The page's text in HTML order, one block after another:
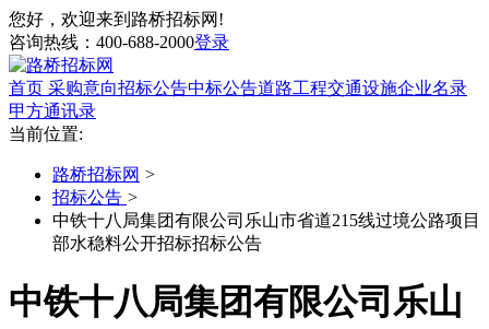
您好，欢迎来到路桥招标网!
咨询热线： 400-688-2000登录
首页 采购意向招标公告中标公告道路工程交通设施企业名录
甲方通讯录
当前位置:
路桥招标网 >
招标公告 >
中铁十八局集团有限公司乐山市省道215线过境公路项目
部水稳料公开招标招标公告
中铁十八局集团有限公司乐山